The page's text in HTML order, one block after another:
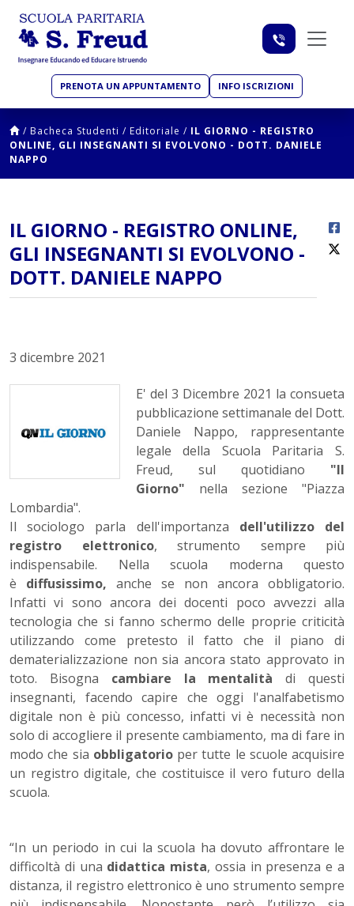
PRENOTA UN APPUNTAMENTO INFO ISCRIZIONI
/ Bacheca Studenti / Editoriale / IL GIORNO - REGISTRO
ONLINE, GLI INSEGNANTI SI EVOLVONO - DOTT. DANIELE
NAPPO
IL GIORNO - REGISTRO ONLINE,
GLI INSEGNANTI SI EVOLVONO -
DOTT. DANIELE NAPPO
3 dicembre 2021
E' del 3 Dicembre 2021 la consueta
pubblicazione settimanale del Dott.
Daniele Nappo, rappresentante
legale della Scuola Paritaria S.
Freud, sul quotidiano "Il
Giorno" nella sezione "Piazza
Lombardia".
Il sociologo parla dell'importanza dell'utilizzo del
registro elettronico, strumento sempre più
indispensabile. Nella scuola moderna questo
è diffusissimo, anche se non ancora obbligatorio.
Infatti vi sono ancora dei docenti poco avvezzi alla
tecnologia che si fanno schermo delle proprie criticità
utilizzando come pretesto il fatto che il piano di
dematerializzazione non sia ancora stato approvato in
toto. Bisogna cambiare la mentalità di questi
insegnanti, facendo capire che oggi l'analfabetismo
digitale non è più concesso, infatti vi è necessità non
solo di accogliere il presente cambiamento, ma di fare in
modo che sia obbligatorioper tutte le scuole acquisire
un registro digitale, che costituisce il vero futuro della
scuola.
“In un periodo in cui la scuola ha dovuto affrontare le
difficoltà di una didattica mista, ossia in presenza e a
distanza, il registro elettronico è uno strumento sempre